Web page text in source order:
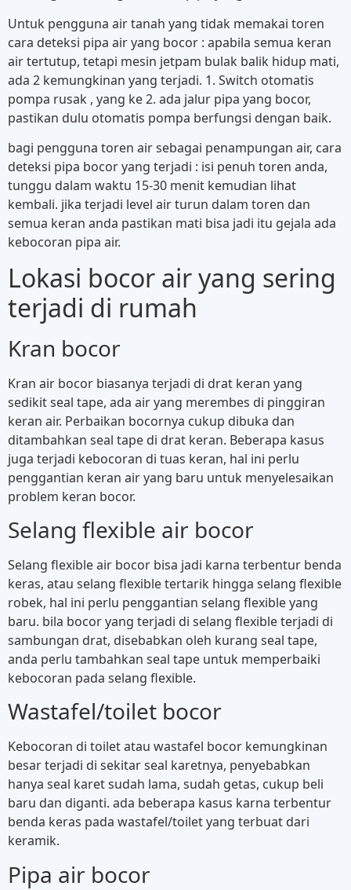
Untuk pengguna air tanah yang tidak memakai toren
cara deteksi pipa air yang bocor : apabila semua keran
air tertutup, tetapi mesin jetpam bulak balik hidup mati,
ada 2 kemungkinan yang terjadi. 1. Switch otomatis
pompa rusak , yang ke 2. ada jalur pipa yang bocor,
pastikan dulu otomatis pompa berfungsi dengan baik.
bagi pengguna toren air sebagai penampungan air, cara
deteksi pipa bocor yang terjadi : isi penuh toren anda,
tunggu dalam waktu 15-30 menit kemudian lihat
kembali. jika terjadi level air turun dalam toren dan
semua keran anda pastikan mati bisa jadi itu gejala ada
kebocoran pipa air.
Lokasi bocor air yang sering
terjadi di rumah
Kran bocor
Kran air bocor biasanya terjadi di drat keran yang
sedikit seal tape, ada air yang merembes di pinggiran
keran air. Perbaikan bocornya cukup dibuka dan
ditambahkan seal tape di drat keran. Beberapa kasus
juga terjadi kebocoran di tuas keran, hal ini perlu
penggantian keran air yang baru untuk menyelesaikan
problem keran bocor.
Selang flexible air bocor
Selang flexible air bocor bisa jadi karna terbentur benda
keras, atau selang flexible tertarik hingga selang flexible
robek, hal ini perlu penggantian selang flexible yang
baru. bila bocor yang terjadi di selang flexible terjadi di
sambungan drat, disebabkan oleh kurang seal tape,
anda perlu tambahkan seal tape untuk memperbaiki
kebocoran pada selang flexible.
Wastafel/toilet bocor
Kebocoran di toilet atau wastafel bocor kemungkinan
besar terjadi di sekitar seal karetnya, penyebabkan
hanya seal karet sudah lama, sudah getas, cukup beli
baru dan diganti. ada beberapa kasus karna terbentur
benda keras pada wastafel/toilet yang terbuat dari
keramik.
Pipa air bocor